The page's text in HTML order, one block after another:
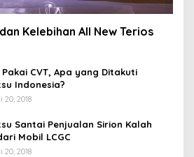
Kelebihan All New Terios
Pakai CVT, Apa yang Ditakuti
Indonesia?
2018
Santai Penjualan Sirion Kalah
Mobil LCGC
2018